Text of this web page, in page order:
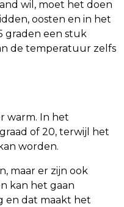
wil, moet het doen
oosten en in het
graden een stuk
de temperatuur zelfs
warm. In het
of 20, terwijl het
worden.
maar er zijn ook
kan het gaan
en dat maakt het